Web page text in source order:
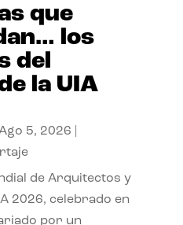
que
los
del
la UIA
5, 2026
de Arquitectos y
2026, celebrado en
por un